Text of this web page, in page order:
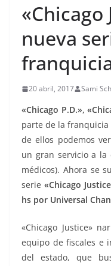
«Chicago
nueva
20 abril, 2017 Sami
«Chicago P.D.»,
parte de la franquicia
de ellos podemos
un gran servicio a la
médicos). Ahora se
serie «Chicago
hs por Universal
«Chicago Justice»
equipo de fiscales e
del estado, que